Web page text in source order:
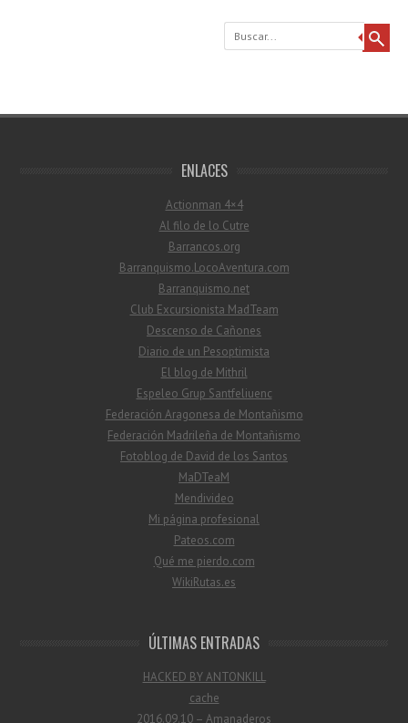
Buscar
ENLACES
Actionman 4×4
Al filo de lo Cutre
Barrancos.org
Barranquismo.LocoAventura.com
Barranquismo.net
Club Excursionista MadTeam
Descenso de Cañones
Diario de un Pesoptimista
El blog de Mithril
Espeleo Grup Santfeliuenc
Federación Aragonesa de Montañismo
Federación Madrileña de Montañismo
Fotoblog de David de los Santos
MaDTeaM
Mendivideo
Mi página profesional
Pateos.com
Qué me pierdo.com
WikiRutas.es
ÚLTIMAS ENTRADAS
HACKED BY ANTONKILL
cache
2016.09.10 – Amanaderos